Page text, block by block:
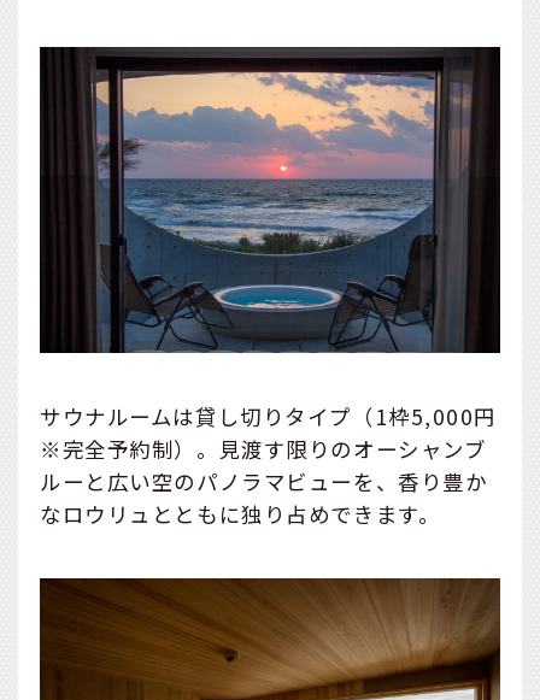
サウナルームは貸し切りタイプ（1枠5,000円
※完全予約制）。見渡す限りのオーシャンブ
ルーと広い空のパノラマビューを、香り豊か
なロウリュとともに独り占めできます。